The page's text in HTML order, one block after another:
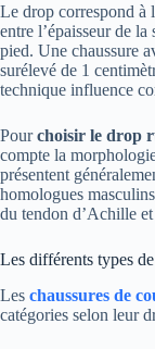
Le drop correspond à
entre l’épaisseur de
pied. Une chaussure
surélevé de 1
technique influence
Pourchoisir le drop
compte la
présentent
homologues
du tendon d’Achille
Les différents types
Les chaussures de
catégories selon leur